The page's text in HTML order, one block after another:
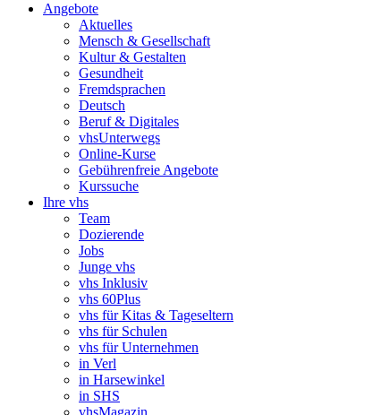
Angebote
Aktuelles
Mensch & Gesellschaft
Kultur & Gestalten
Gesundheit
Fremdsprachen
Deutsch
Beruf & Digitales
vhsUnterwegs
Online-Kurse
Gebührenfreie Angebote
Kurssuche
Ihre vhs
Team
Dozierende
Jobs
Junge vhs
vhs Inklusiv
vhs 60Plus
vhs für Kitas & Tageseltern
vhs für Schulen
vhs für Unternehmen
in Verl
in Harsewinkel
in SHS
vhsMagazin